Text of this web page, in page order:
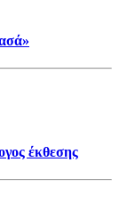
έκθεσης